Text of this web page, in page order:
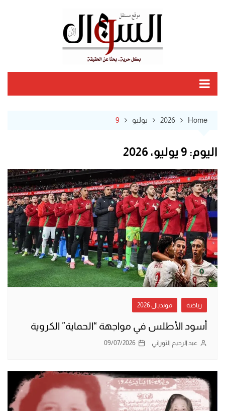
Home
2026 يوليو 9
اليوم: 9 يوليو، 2026
رياضة مونديال 2026
أسود الأطلس في مواجهة “الحماية” الكروية
عبد الرحيم التوراني 09/07/2026